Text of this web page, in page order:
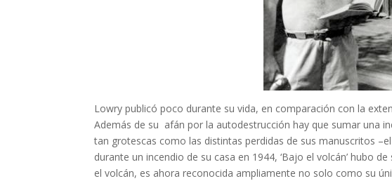
Lowry publicó poco durante su vida, en comparación con la
Además de su afán por la autodestrucción hay que sumar una
tan grotescas como las distintas perdidas de sus manuscritos
durante un incendio de su casa en 1944, ‘Bajo el volcán’ hubo
el volcán, es ahora reconocida ampliamente no solo como su